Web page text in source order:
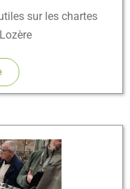
sur les chartes